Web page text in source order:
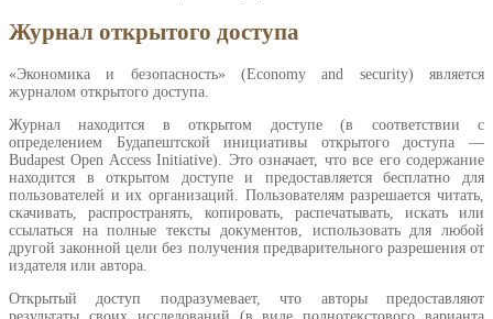
Журнал открытого доступа
«Экономика и безопасность» (Economy and security) является
журналом открытого доступа.
Журнал находится в открытом доступе (в соответствии с
определением Будапештской инициативы открытого доступа —
Budapest Open Access Initiative). Это означает, что все его содержание
находится в открытом доступе и предоставляется бесплатно для
пользователей и их организаций. Пользователям разрешается читать,
скачивать, распространять, копировать, распечатывать, искать или
ссылаться на полные тексты документов, использовать для любой
другой законной цели без получения предварительного разрешения от
издателя или автора.
Открытый доступ подразумевает, что авторы предоставляют